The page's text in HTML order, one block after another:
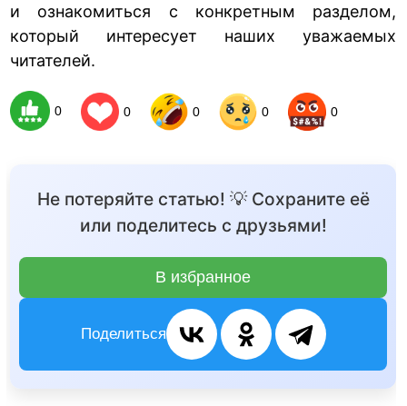
и ознакомиться с конкретным разделом,
который интересует наших уважаемых
читателей.
0 0 0 0 0
Не потеряйте статью! 💡 Сохраните её
или поделитесь с друзьями!
В избранное
Поделиться